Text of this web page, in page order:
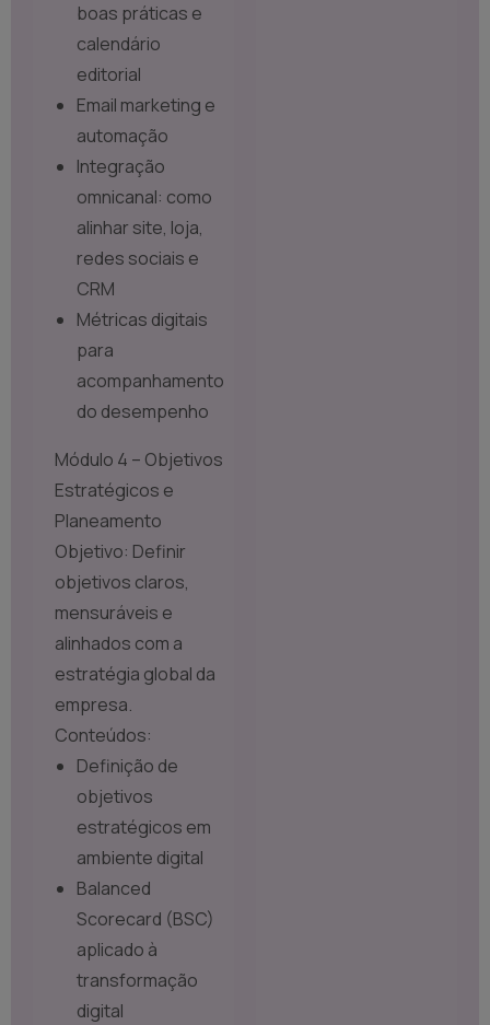
boas práticas e
calendário
editorial
Email marketing e
automação
Integração
omnicanal: como
alinhar site, loja,
redes sociais e
CRM
Métricas digitais
para
acompanhamento
do desempenho
Módulo 4 – Objetivos
Estratégicos e
Planeamento
Objetivo: Definir
objetivos claros,
mensuráveis e
alinhados com a
estratégia global da
empresa.
Conteúdos:
Definição de
objetivos
estratégicos em
ambiente digital
Balanced
Scorecard (BSC)
aplicado à
transformação
digital